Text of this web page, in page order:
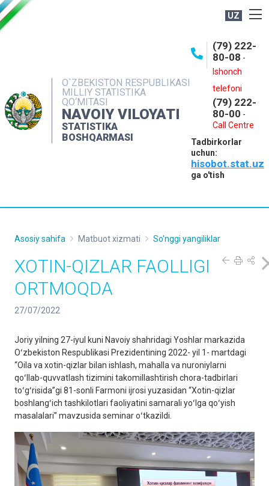
UZ
O`ZBEKISTON RESPUBLIKASI
MILLIY STATISTIKA
QO‘MITASI
NAVOIY VILOYATI
STATISTIKA
BOSHQARMASI
(79) 222-
80-08 -
Ishonch
telefoni
(79) 222-
80-00 -
Call Centre
Tadbirkorlar
uchun:
hisobot.stat.uz
ga o'tish
OCHIQ MA'LUMOTLAR
INTERAKTIV XIZMATLAR
MUROJAATLAR
Asosiy sahifa Matbuot xizmati So'nggi yangiliklar
XOTIN-QIZLAR FAOLLIGI
ORTMOQDA
27/07/2022
Joriy yilning 27-iyul kuni Navoiy shahridagi Yoshlar markazida
Oʻzbekiston Respublikasi Prezidentining 2022- yil 1- martdagi
“Oila va xotin-qizlar bilan ishlash, mahalla va nuroniylarni
qoʻllab-quvvatlash tizimini takomillashtirish chora-tadbirlari
toʻgʻrisida”gi 81-sonli Farmoni ijrosi yuzasidan “Xotin-qizlar
boshlangʻich tashkilotlari faoliyatini samarali yoʻlga qoʻyish
masalalari” mavzusida seminar oʻtkazildi.